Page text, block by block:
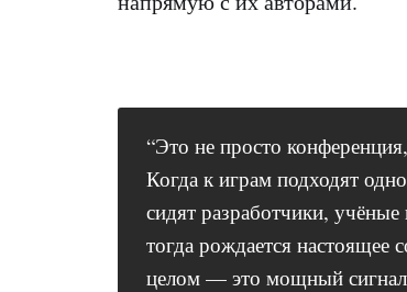
“Это не просто
Когда к играм подходят
сидят разработчики,
тогда рождается настоящее
целом — это мощный